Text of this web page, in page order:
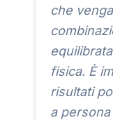
che
fisica. È
risultati
a